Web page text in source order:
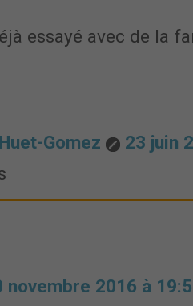
essayé avec de la
Gomez
23 juin
novembre 2016 à